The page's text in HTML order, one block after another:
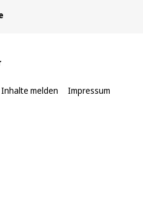
Inhalte melden Impressum